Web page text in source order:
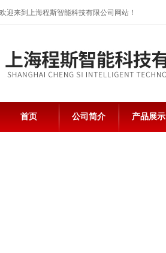
欢迎来到上海程斯智能科技有限公司网站！
首页 公司简介 产品展示